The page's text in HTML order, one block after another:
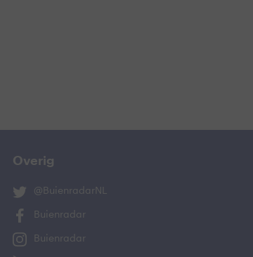
Overig
@BuienradarNL
Buienradar
Buienradar